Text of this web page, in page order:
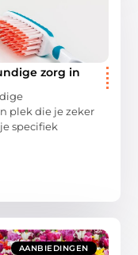
zorg in
plek die je zeker
specifiek
AANBIEDINGEN